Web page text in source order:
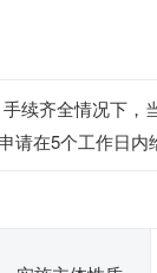
手续齐全情况下
请在5个工作日内